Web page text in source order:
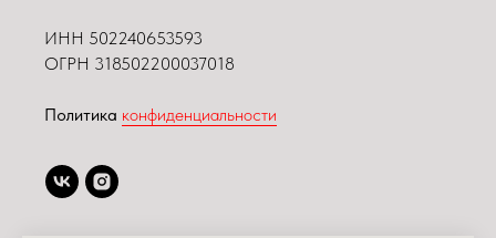
ИНН 502240653593
ОГРН 318502200037018
Политика конфиденциальности